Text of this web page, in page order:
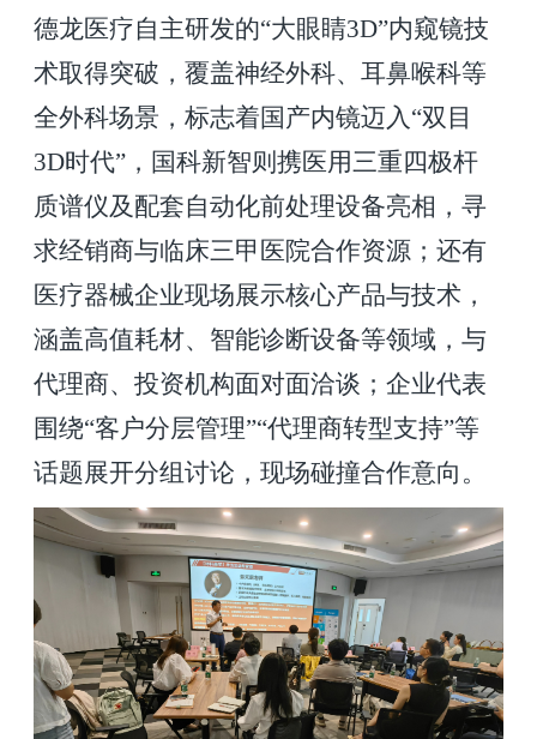
德龙医疗自主研发的“大眼睛3D”内窥镜技
术取得突破，覆盖神经外科、耳鼻喉科等
全外科场景，标志着国产内镜迈入“双目
3D时代”，国科新智则携医用三重四极杆
质谱仪及配套自动化前处理设备亮相，寻
求经销商与临床三甲医院合作资源；还有
医疗器械企业现场展示核心产品与技术，
涵盖高值耗材、智能诊断设备等领域，与
代理商、投资机构面对面洽谈；企业代表
围绕“客户分层管理”“代理商转型支持”等
话题展开分组讨论，现场碰撞合作意向。